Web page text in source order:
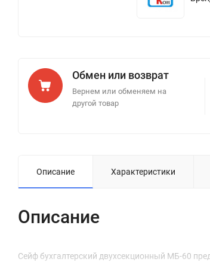
Обмен или возврат
Вернем или обменяем на
другой товар
Описание Характеристики
Описание
Сейф бухгалтерский двухсекционный МБ-60